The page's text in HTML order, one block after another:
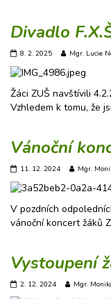
Divadlo
8. 2. 2025 Mgr. Lucie
Žáci ZUŠ navštívili
Vzhledem k tomu, že
Vánoční
11. 12. 2024 Mgr.
V pozdních
vánoční koncert žáků
Vystoupení
2. 12. 2024 Mgr.